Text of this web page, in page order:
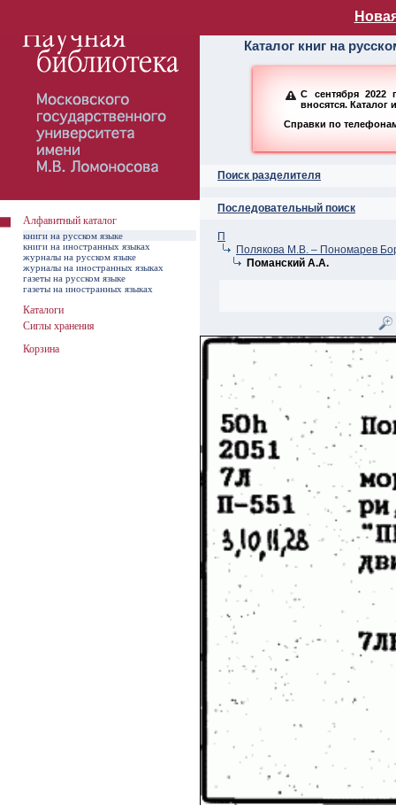
Алфавитный
Каталог книг на
С сентября 2022
вносятся. Каталог
Справки по
Поиск разделителя
Последовательный поиск
П
Полякова М.В. – Пономарев
Поманский А.А.
Алфавитный каталог
книги на русском языке
книги на иностранных языках
журналы на русском языке
журналы на иностранных языках
газеты на русском языке
газеты на иностранных языках
Каталоги
Сиглы хранения
Корзина